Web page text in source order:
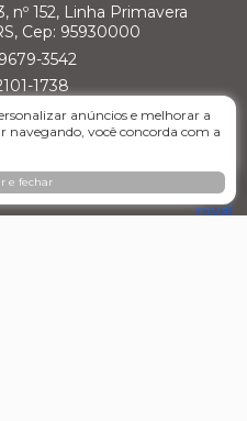
nº 152, Linha Primavera
Cep: 95930000
3542
1738
DE FILIAIS
anúncios e melhorar a
navegando, você concorda com a
e fechar